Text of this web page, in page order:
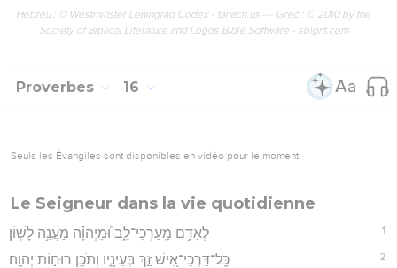
Hébreu : © Westminster Leningrad Codex - tanach.us --- Grec : © 2010 by the
Society of Biblical Literature and Logos Bible Software - sblgnt.com
Proverbes 16
Seuls les Évangiles sont disponibles en vidéo pour le moment.
Le Seigneur dans la vie quotidienne
1 לְאָדָ֥ם מַֽעַרְכֵי־לֵ֑ב וּ֝מֵיְהוָ֗ה מַעֲנֵ֥ה לָשֽׁוֹן׃
2 כָּֽל־דַּרְכֵי־אִ֭ישׁ זַ֣ךְ בְּעֵינָ֑יו וְתֹכֵ֖ן רוּח֣וֹת יְהוָֽה׃